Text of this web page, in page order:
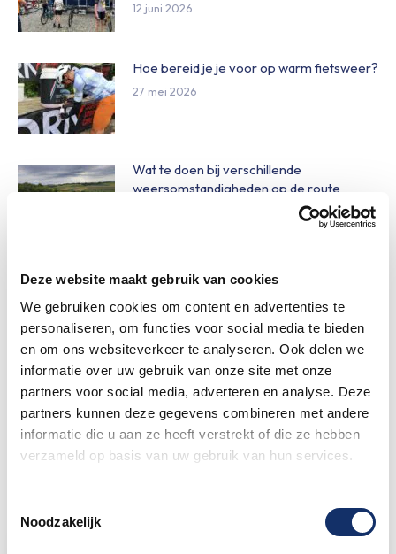
Deze website maakt gebruik van cookies
We gebruiken cookies om content en advertenties te
personaliseren, om functies voor social media te bieden
en om ons websiteverkeer te analyseren. Ook delen we
informatie over uw gebruik van onze site met onze
partners voor social media, adverteren en analyse. Deze
partners kunnen deze gegevens combineren met andere
informatie die u aan ze heeft verstrekt of die ze hebben
verzameld op basis van uw gebruik van hun services.
Noodzakelijk
12 juni 2026
Hoe bereid je je voor op warm fietsweer?
27 mei 2026
Wat te doen bij verschillende
weersomstandigheden op de route
Daginschrijvingen Obvion Limburgs
Mooiste 2026
27 mei 2026
Nieuw betaalsysteem op het
festivalterrein
27 mei 2026